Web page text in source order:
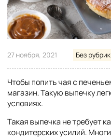
27 ноября, 2021 Без
Чтобы попить чая с
магазин. Такую выпечку
условиях.
Такая выпечка не требует
кондитерских усилий.